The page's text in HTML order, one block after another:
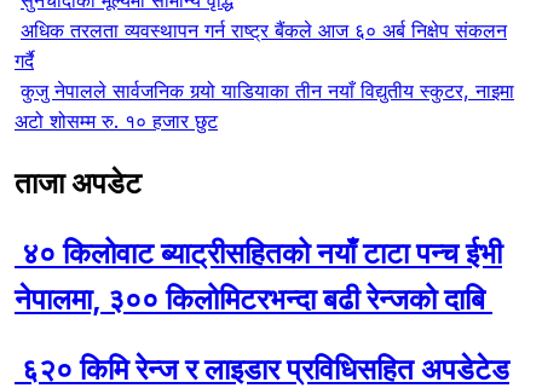
अधिक तरलता व्यवस्थापन गर्न राष्ट्र बैंकले आज ६० अर्ब निक्षेप संकलन
गर्दै
कुजु नेपालले सार्वजनिक गर्‍यो याडियाका तीन नयाँ विद्युतीय स्कुटर, नाइमा
अटो शोसम्म रु. १० हजार छुट
ताजा अपडेट
४० किलोवाट ब्याट्रीसहितको नयाँ टाटा पन्च ईभी
नेपालमा, ३०० किलोमिटरभन्दा बढी रेन्जको दाबि
६२० किमि रेन्ज र लाइडार प्रविधिसहित अपडेटेड